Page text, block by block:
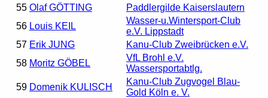
55 Olaf GÖTTING
Paddlergilde Kaiserslautern
56 Louis KEIL
Wasser-u.Wintersport-Club
e.V. Lippstadt
57 Erik JUNG
Kanu-Club Zweibrücken e.V.
58 Moritz GÖBEL
VfL Brohl e.V.
Wassersportabtlg.
59 Domenik KULISCH
Kanu-Club Zugvogel Blau-
Gold Köln e. V.